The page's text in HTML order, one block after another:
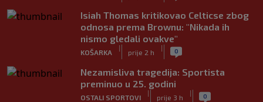
Isiah Thomas kritikovao Celticse zbog
odnosa prema Brownu: "Nikada ih
nismo gledali ovakve"
KOŠARKA
|
prije 2 h
| 0
Nezamisliva tragedija: Sportista
preminuo u 25. godini
OSTALI SPORTOVI
|
prije 3 h
| 0